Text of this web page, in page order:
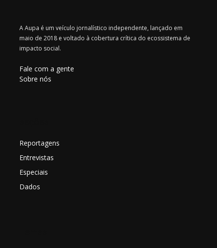
A Aupa é um veículo jornalístico independente, lançado em
maio de 2018 e voltado à cobertura crítica do ecossistema de
impacto social.
Fale com a gente
Sobre nós
Reportagens
Entrevistas
Especiais
Dados